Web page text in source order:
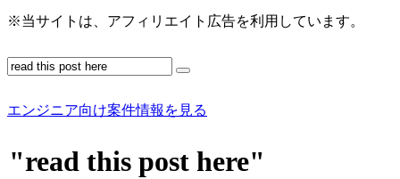
※当サイトは、アフィリエイト広告を利用しています。
エンジニア向け案件情報を見る
"read this post here"